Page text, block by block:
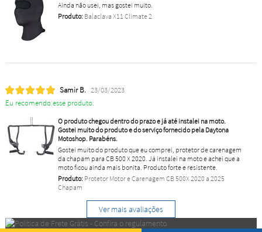
Ainda não usei, mas gostei muito.
Produto:Balaclava X11 Climate 2
Samir B. 23/03/2023
Eu recomendo esse produto.
O produto chegou dentro do prazo e já até instalei na moto.
Gostei muito do produto e do serviço fornecido pela Daytona
Motoshop. Parabéns.
Gostei muito do produto que eu comprei, protetor de carenagem
da chapam para CB 500 X 2020. Já instalei na moto e achei que a
moto ficou ainda mais bonita. Produto forte e resistente.
Produto:Protetor Motor e Carenagem CB 500X 2020 a 2025
Chapam
Ver mais avaliações